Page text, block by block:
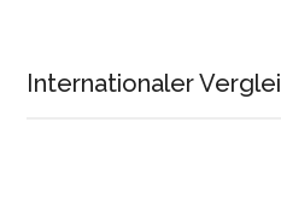
Internationaler